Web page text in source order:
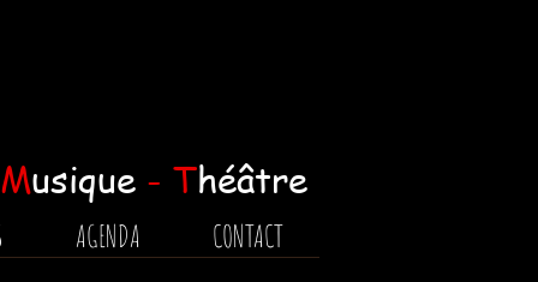
usique - Théâtre
AGENDA CONTACT